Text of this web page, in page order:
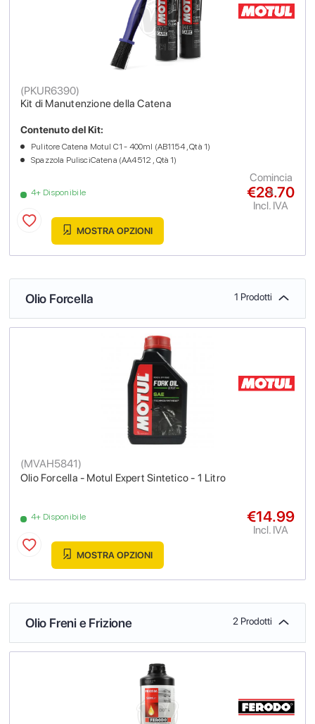
Kit di Manutenzione della Catena
(PKUR6390)
4+ Disponibile
Contenuto del Kit:
Pulitore Catena Motul C1 - 400ml (AB1154 , Qtà 1)
Spazzola PulisciCatena (AA4512 , Qtà 1)
€28.70
Incl. IVA
Comincia
a
MOSTRA OPZIONI
Olio Forcella 1 Prodotti
Olio Forcella - Motul Expert Sintetico - 1 Litro
(MVAH5841)
4+ Disponibile €14.99
Incl. IVA
MOSTRA OPZIONI
Olio Freni e Frizione 2 Prodotti